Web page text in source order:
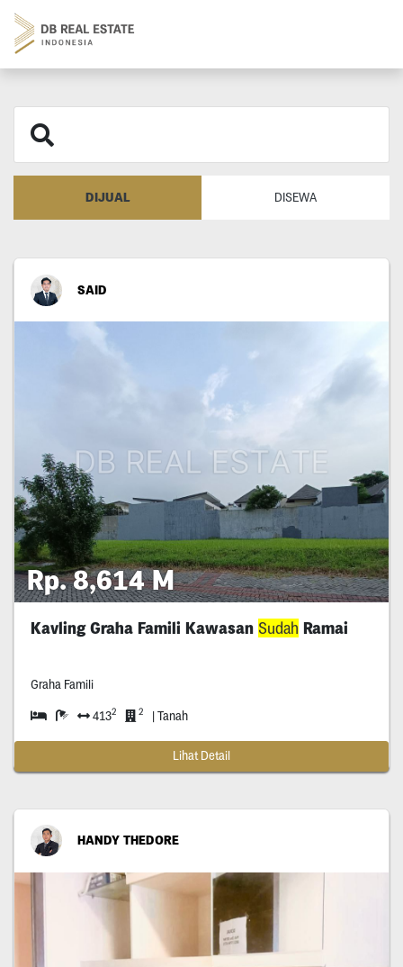
DIJUAL DISEWA
SAID
Rp. 8,614 M
Kavling Graha Famili Kawasan Sudah Ramai
Graha Famili
4132 2 | Tanah
Lihat Detail
HANDY THEDORE